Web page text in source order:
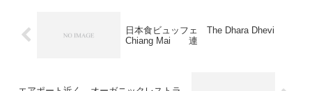
日本食ビュッフェ The Dhara Dhevi
Chiang Mai 連